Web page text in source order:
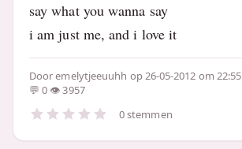
say what you wanna say
i am just me, and i love it
Dooremelytjeeuuhh op 26-05-2012 om 22:55
0
3957
0 stemmen